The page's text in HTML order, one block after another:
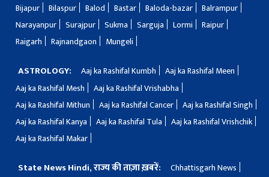
Bijapur
Bilaspur Balod Bastar Baloda-bazar
Balrampur
Narayanpur
Surajpur Sukma Sarguja Lormi
Raipur
Raigarh
Rajnandgaon Mungeli
ASTROLOGY: Aaj ka Rashifal Kumbh
Aaj ka Rashifal Meen
Aaj ka Rashifal Mesh
Aaj ka Rashifal Vrishabha
Aaj ka Rashifal Mithun
Aaj ka Rashifal Cancer
Aaj ka Rashifal Singh
Aaj ka Rashifal Kanya
Aaj ka Rashifal Tula
Aaj ka Rashifal Vrishchik
Aaj ka Rashifal Makar
State News Hindi, राज्य की ताज़ा ख़बरें:
Chhattisgarh News